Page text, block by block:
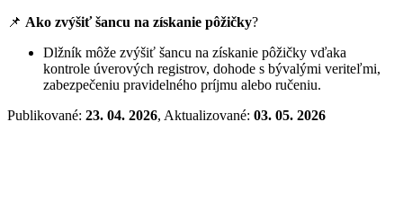
📌 Ako zvýšiť šancu na získanie pôžičky?
Dlžník môže zvýšiť šancu na získanie pôžičky vďaka
kontrole úverových registrov, dohode s bývalými veriteľmi,
zabezpečeniu pravidelného príjmu alebo ručeniu.
Publikované: 23. 04. 2026, Aktualizované: 03. 05. 2026